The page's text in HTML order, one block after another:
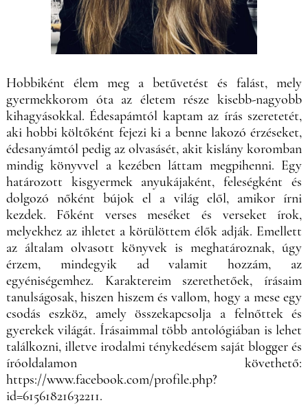
Hobbiként élem meg a betűvetést és falást, mely
gyermekkorom óta az életem része kisebb-nagyobb
kihagyásokkal. Édesapámtól kaptam az írás szeretetét,
aki hobbi költőként fejezi ki a benne lakozó érzéseket,
édesanyámtól pedig az olvasásét, akit kislány koromban
mindig könyvvel a kezében láttam megpihenni. Egy
határozott kisgyermek anyukájaként, feleségként és
dolgozó nőként bújok el a világ elől, amikor írni
kezdek. Főként verses meséket és verseket írok,
melyekhez az ihletet a körülöttem élők adják. Emellett
az általam olvasott könyvek is meghatároznak, úgy
érzem, mindegyik ad valamit hozzám, az
egyéniségemhez. Karaktereim szerethetőek, írásaim
tanulságosak, hiszen hiszem és vallom, hogy a mese egy
csodás eszköz, amely összekapcsolja a felnőttek és
gyerekek világát. Írásaimmal több antológiában is lehet
találkozni, illetve irodalmi ténykedésem saját blogger és
íróoldalamon követhető:
https://www.facebook.com/profile.php?
id=61561821632211.